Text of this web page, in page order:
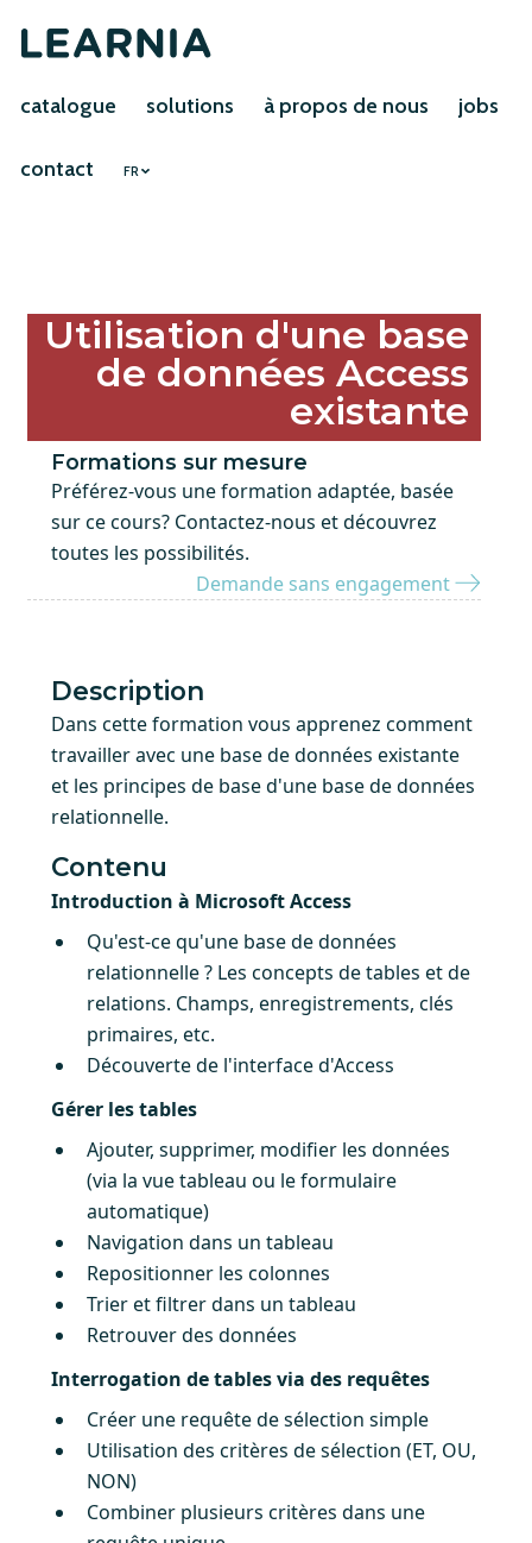
catalogue solutions à propos de nous jobs
contact FR
Utilisation d'une base
de données Access
existante
Formations sur mesure
Préférez-vous une formation adaptée, basée
sur ce cours? Contactez-nous et découvrez
toutes les possibilités.
Demande sans engagement
Description
Dans cette formation vous apprenez comment
travailler avec une base de données existante
et les principes de base d'une base de données
relationnelle.
Contenu
Introduction à Microsoft Access
Qu'est-ce qu'une base de données
relationnelle ? Les concepts de tables et de
relations. Champs, enregistrements, clés
primaires, etc.
Découverte de l'interface d'Access
Gérer les tables
Ajouter, supprimer, modifier les données
(via la vue tableau ou le formulaire
automatique)
Navigation dans un tableau
Repositionner les colonnes
Trier et filtrer dans un tableau
Retrouver des données
Interrogation de tables via des requêtes
Créer une requête de sélection simple
Utilisation des critères de sélection (ET, OU,
NON)
Combiner plusieurs critères dans une